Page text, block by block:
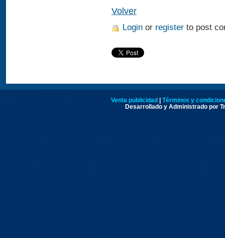
Volver
Login or register to post
Venta publicidad | Términos y
Desarrollado y Administrado por